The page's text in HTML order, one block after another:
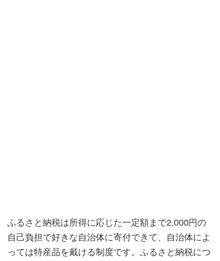
ふるさと納税は所得に応じた一定額まで2,000円の
自己負担で好きな自治体に寄付できて、自治体によ
っては特産品を戴ける制度です。ふるさと納税につ